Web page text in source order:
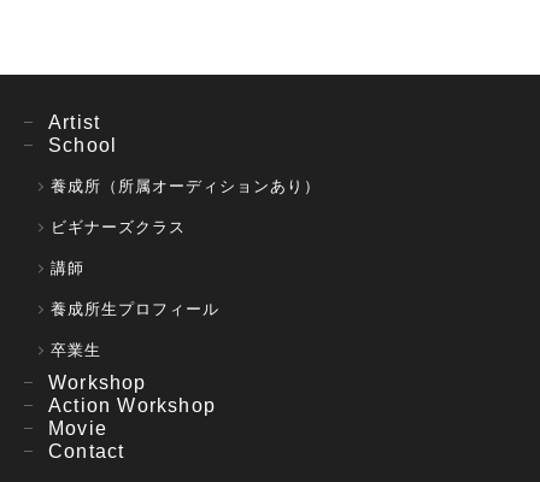
Artist
School
養成所（所属オーディションあり）
ビギナーズクラス
講師
養成所生プロフィール
卒業生
Workshop
Action Workshop
Movie
Contact